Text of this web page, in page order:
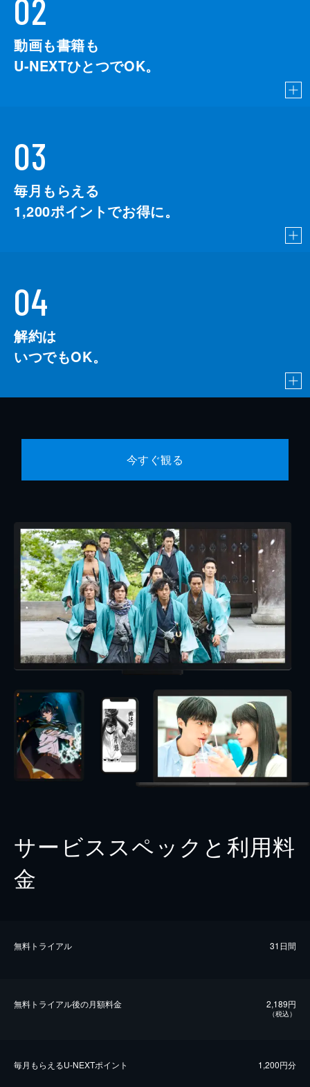
02
動画も書籍も
U-NEXTひとつでOK。
03
毎月もらえる
1,200ポイントでお得に。
04
解約は
いつでもOK。
今すぐ観る
サービススペックと利用料
金
無料トライアル 31日間
無料トライアル後の⽉額料金 2,189円
（税込）
毎⽉もらえるU-NEXTポイント 1,200円分